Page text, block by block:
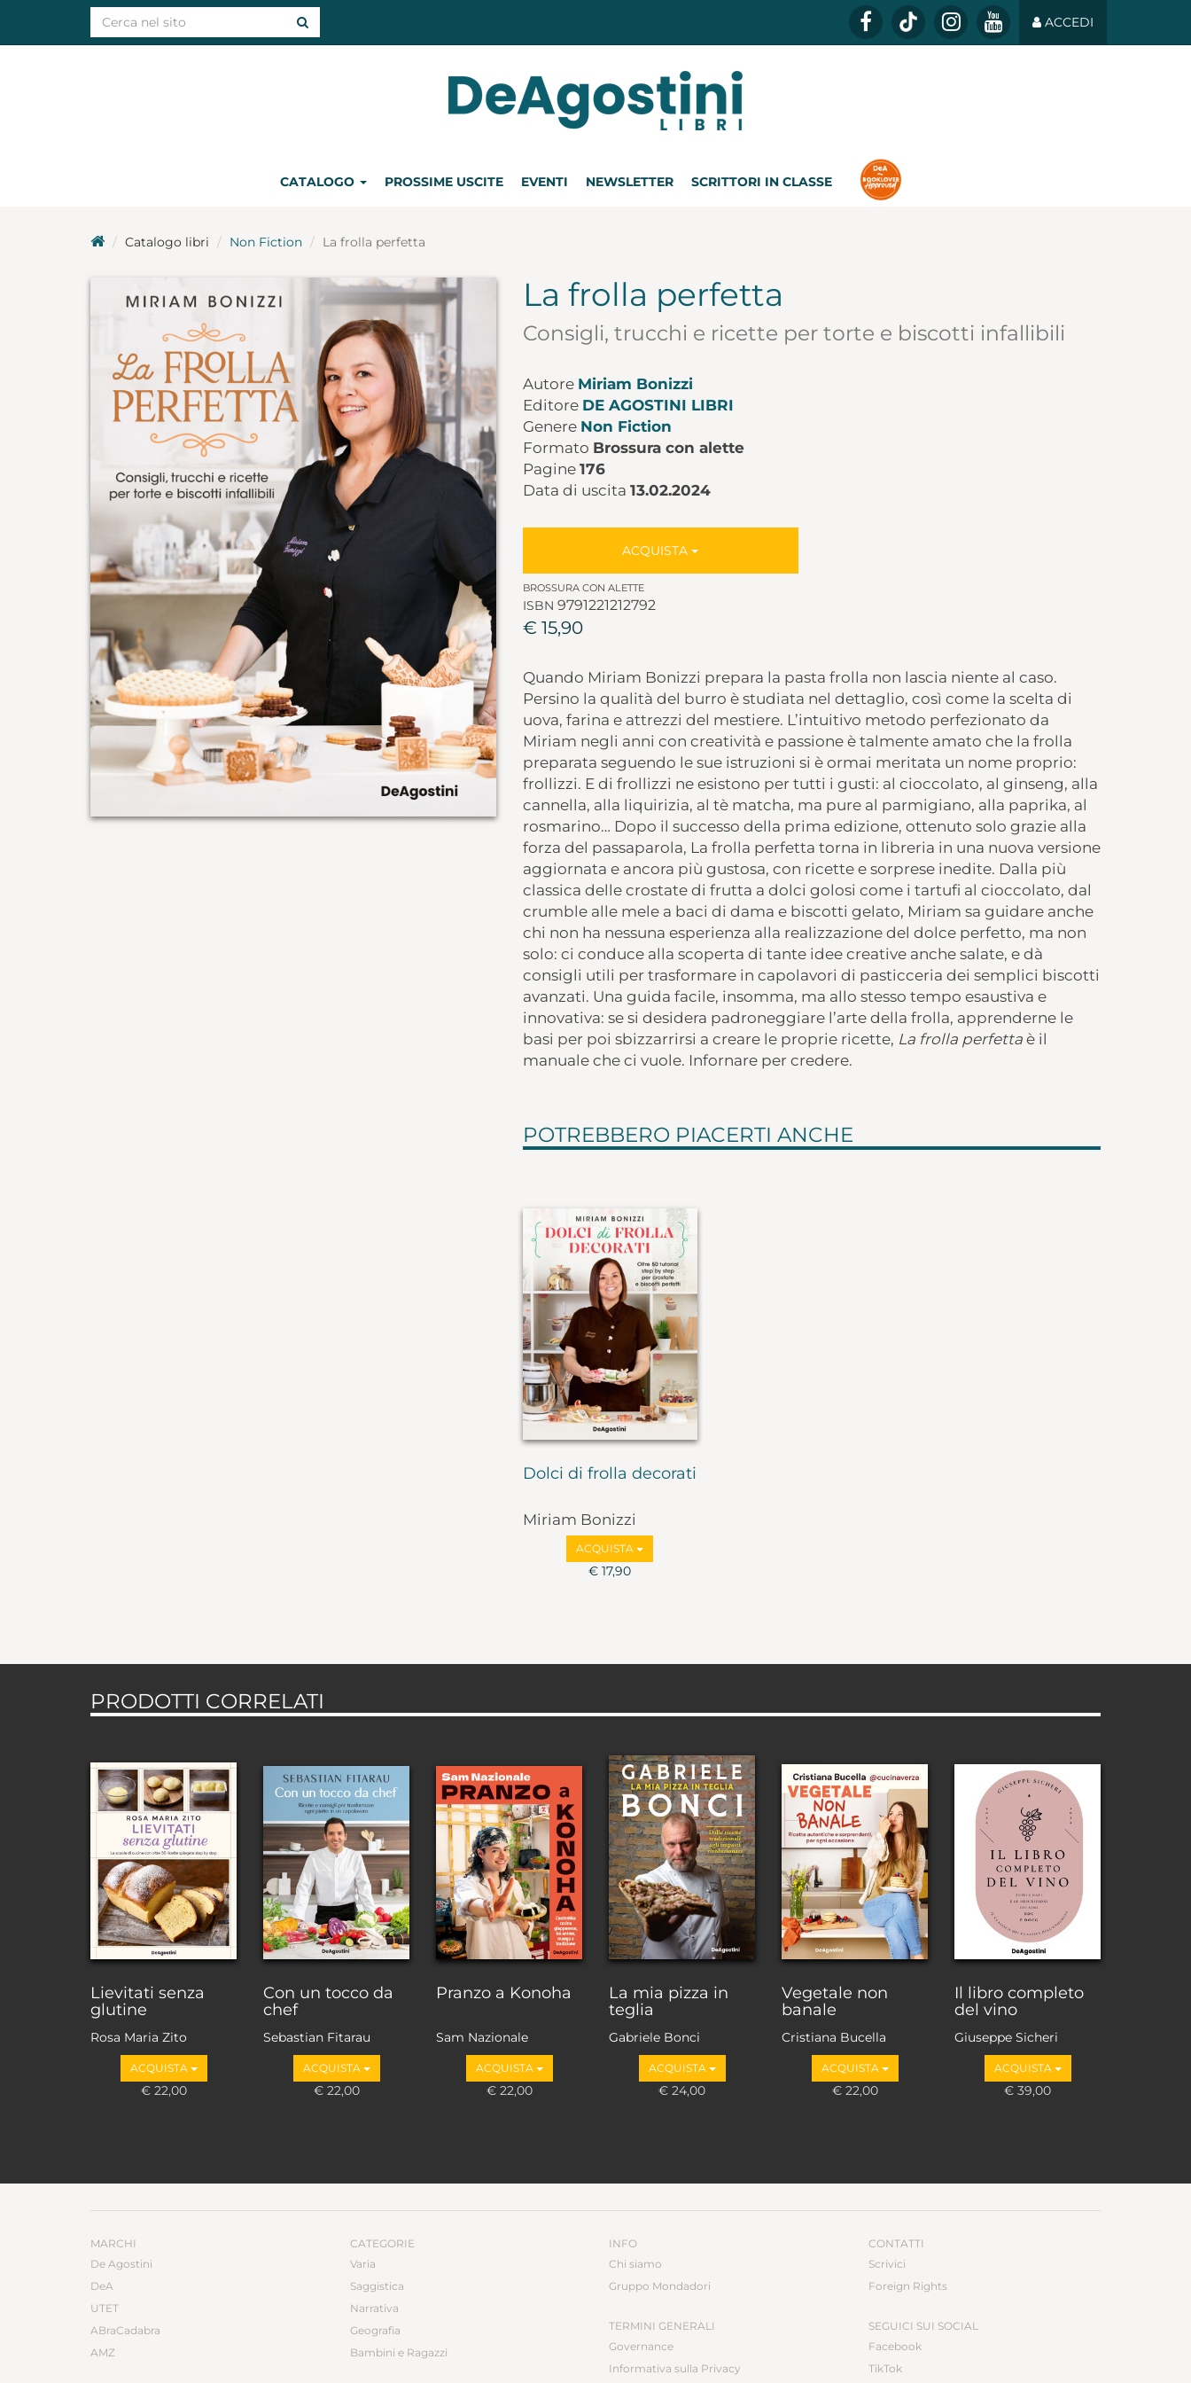
ACCEDI
CATALOGO PROSSIME USCITE EVENTI NEWSLETTER SCRITTORI IN CLASSE
Catalogo libri Non Fiction La frolla perfetta
La frolla perfetta
Consigli, trucchi e ricette per torte e biscotti infallibili
Autore Miriam Bonizzi
Editore DE AGOSTINI LIBRI
Genere Non Fiction
Formato Brossura con alette
Pagine 176
Data di uscita 13.02.2024
ACQUISTA
BROSSURA CON ALETTE
ISBN 9791221212792
€ 15,90
Quando Miriam Bonizzi prepara la pasta frolla non lascia niente al caso.
Persino la qualità del burro è studiata nel dettaglio, così come la scelta di
uova, farina e attrezzi del mestiere. L’intuitivo metodo perfezionato da
Miriam negli anni con creatività e passione è talmente amato che la frolla
preparata seguendo le sue istruzioni si è ormai meritata un nome proprio:
frollizzi. E di frollizzi ne esistono per tutti i gusti: al cioccolato, al ginseng, alla
cannella, alla liquirizia, al tè matcha, ma pure al parmigiano, alla paprika, al
rosmarino… Dopo il successo della prima edizione, ottenuto solo grazie alla
forza del passaparola, La frolla perfetta torna in libreria in una nuova versione
aggiornata e ancora più gustosa, con ricette e sorprese inedite. Dalla più
classica delle crostate di frutta a dolci golosi come i tartufi al cioccolato, dal
crumble alle mele a baci di dama e biscotti gelato, Miriam sa guidare anche
chi non ha nessuna esperienza alla realizzazione del dolce perfetto, ma non
solo: ci conduce alla scoperta di tante idee creative anche salate, e dà
consigli utili per trasformare in capolavori di pasticceria dei semplici biscotti
avanzati. Una guida facile, insomma, ma allo stesso tempo esaustiva e
innovativa: se si desidera padroneggiare l’arte della frolla, apprenderne le
basi per poi sbizzarrirsi a creare le proprie ricette, La frolla perfettaè il
manuale che ci vuole. Infornare per credere.
POTREBBERO PIACERTI ANCHE
Dolci di frolla decorati
Miriam Bonizzi
ACQUISTA
€ 17,90
PRODOTTI CORRELATI
Lievitati senza
glutine
Rosa Maria Zito
ACQUISTA
€ 22,00
Con un tocco da
chef
Sebastian Fitarau
ACQUISTA
€ 22,00
Pranzo a Konoha
Sam Nazionale
ACQUISTA
€ 22,00
La mia pizza in
teglia
Gabriele Bonci
ACQUISTA
€ 24,00
Vegetale non
banale
Cristiana Bucella
ACQUISTA
€ 22,00
Il libro completo
del vino
Giuseppe Sicheri
ACQUISTA
€ 39,00
MARCHI
De Agostini
DeA
UTET
ABraCadabra
AMZ
CATEGORIE
Varia
Saggistica
Narrativa
Geografia
Bambini e Ragazzi
INFO
Chi siamo
Gruppo Mondadori
TERMINI GENERALI
Governance
Informativa sulla Privacy
CONTATTI
Scrivici
Foreign Rights
SEGUICI SUI SOCIAL
Facebook
TikTok